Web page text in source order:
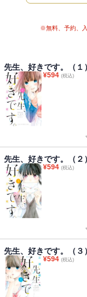
※無料、予約、
先生、好きです。（１
¥594 (税込)
先生、好きです。（２
¥594 (税込)
先生、好きです。（３
¥594 (税込)